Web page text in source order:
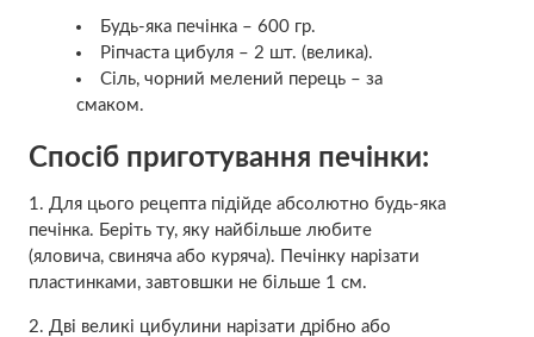
Будь-яка печінка – 600 гр.
Ріпчаста цибуля – 2 шт. (велика).
Сіль, чорний мелений перець – за
смаком.
Спосіб приготування печінки:
1. Для цього рецепта підійде абсолютно будь-яка
печінка. Беріть ту, яку найбільше любите
(яловича, свиняча або куряча). Печінку нарізати
пластинками, завтовшки не більше 1 см.
2. Дві великі цибулини нарізати дрібно або